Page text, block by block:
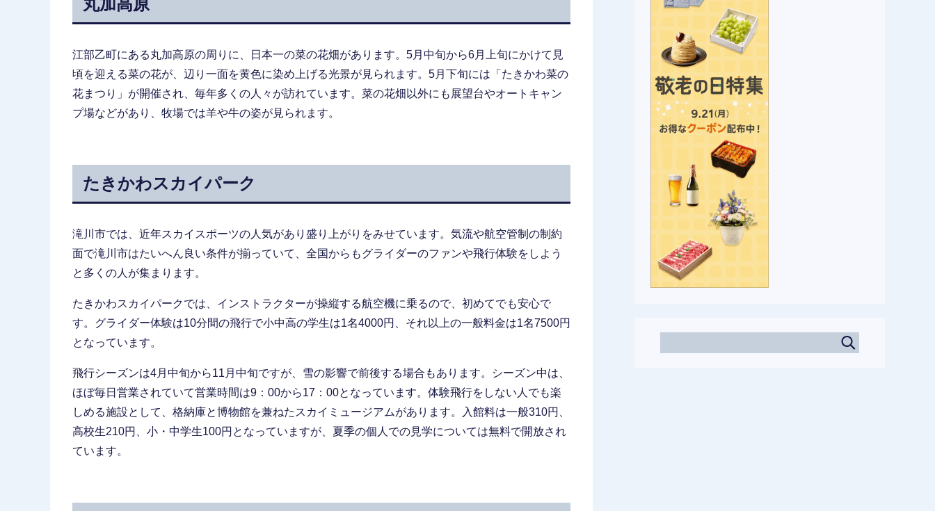
丸加高原
江部乙町にある丸加高原の周りに、日本一の菜の花畑があります。5月中旬から6月上旬にかけて見
頃を迎える菜の花が、辺り一面を黄色に染め上げる光景が見られます。5月下旬には「たきかわ菜の
花まつり」が開催され、毎年多くの人々が訪れています。菜の花畑以外にも展望台やオートキャン
プ場などがあり、牧場では羊や牛の姿が見られます。
たきかわスカイパーク
滝川市では、近年スカイスポーツの人気があり盛り上がりをみせています。気流や航空管制の制約
面で滝川市はたいへん良い条件が揃っていて、全国からもグライダーのファンや飛行体験をしよう
と多くの人が集まります。
たきかわスカイパークでは、インストラクターが操縦する航空機に乗るので、初めてでも安心で
す。グライダー体験は10分間の飛行で小中高の学生は1名4000円、それ以上の一般料金は1名7500円
となっています。
飛行シーズンは4月中旬から11月中旬ですが、雪の影響で前後する場合もあります。シーズン中は、
ほぼ毎日営業されていて営業時間は9：00から17：00となっています。体験飛行をしない人でも楽
しめる施設として、格納庫と博物館を兼ねたスカイミュージアムがあります。入館料は一般310円、
高校生210円、小・中学生100円となっていますが、夏季の個人での見学については無料で開放され
ています。